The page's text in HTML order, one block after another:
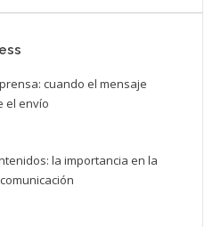
cuando el mensaje
el envío
la importancia en la